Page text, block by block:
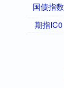
国债指数
期指IC0